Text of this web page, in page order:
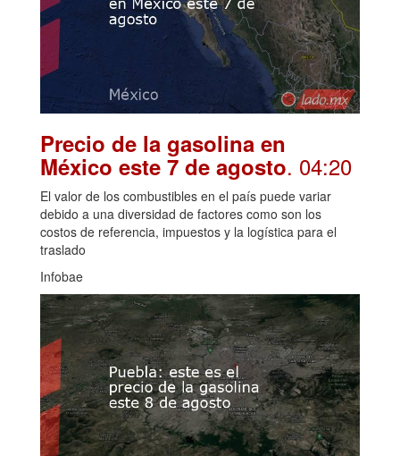
Precio de la gasolina en
México este 7 de agosto. 04:20
El valor de los combustibles en el país puede variar
debido a una diversidad de factores como son los
costos de referencia, impuestos y la logística para el
traslado
Infobae